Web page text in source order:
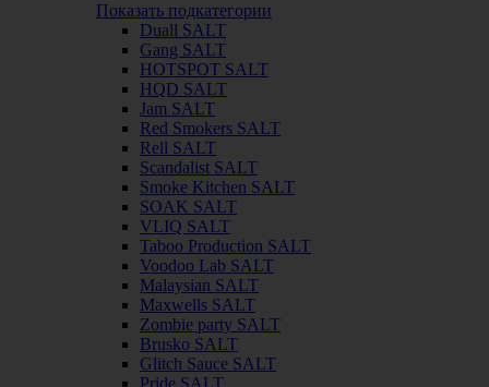
Показать подкатегории
Duall SALT
Gang SALT
HOTSPOT SALT
HQD SALT
Jam SALT
Red Smokers SALT
Rell SALT
Scandalist SALT
Smoke Kitchen SALT
SOAK SALT
VLIQ SALT
Taboo Production SALT
Voodoo Lab SALT
Malaysian SALT
Maxwells SALT
Zombie party SALT
Brusko SALT
Glitch Sauce SALT
Pride SALT